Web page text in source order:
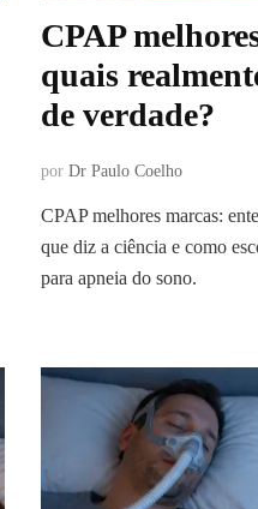
CPAP
quais
de verdade?
por Dr Paulo Coelho
CPAP melhores marcas:
que diz a ciência e como
para apneia do sono.